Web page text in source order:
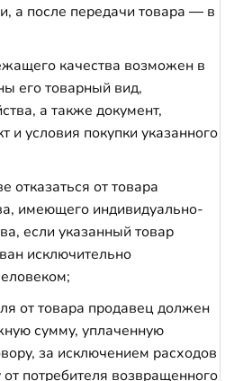
а после передачи товара — в
качества возможен в
его товарный вид,
а также документ,
условия покупки указанного
отказаться от товара
имеющего индивидуально-
если указанный товар
исключительно
от товара продавец должен
сумму, уплаченную
за исключением расходов
потребителя возвращенного